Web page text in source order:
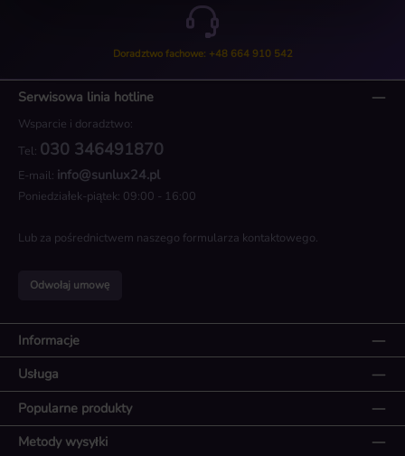
Doradztwo fachowe: +48 664 910 542
Serwisowa linia hotline
Wsparcie i doradztwo:
Tel: 030 346491870
E-mail: info@sunlux24.pl
Poniedziałek-piątek: 09:00 - 16:00
Lub za pośrednictwem naszego formularza kontaktowego.
Odwołaj umowę
Informacje
Usługa
Popularne produkty
Metody wysyłki